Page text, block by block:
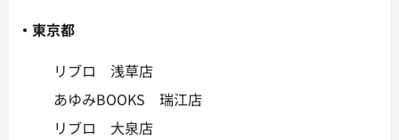
・東京都
リブロ 浅草店
あゆみBOOKS 瑞江店
リブロ 大泉店